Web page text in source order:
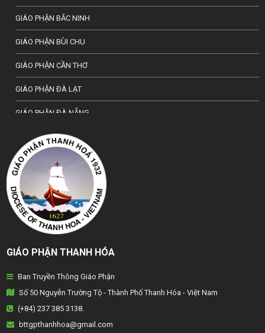
GIÁO PHẬN BẮC NINH
GIÁO PHẬN BÙI CHU
GIÁO PHẬN CẦN THƠ
GIÁO PHẬN ĐÀ LẠT
GIÁO PHẬN ĐÀ NẴNG
TỔNG GIÁO PHẬN HÀ NỘI
GIÁO PHẬN HẢI PHÒNG
TỔNG GIÁO PHẬN HUẾ
GIÁO PHẬN HƯNG HOÁ
GIÁO PHẬN KON TUM
GIÁO PHẬN LẠNG SƠN
GIÁO PHẬN LONG XUYÊN
GIÁO PHẬN PHAN THIẾT
GIÁO PHẬN THANH HÓA
Ban Truyền Thông Giáo Phận
Số 50 Nguyễn Trường Tộ - Thành Phố Thanh Hóa - Việt Nam
(+84) 237 385 3138.
bttgpthanhhoa@gmail.com